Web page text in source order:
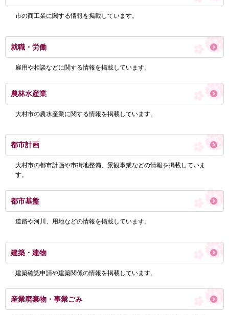
市の商工業に関する情報を掲載しています。
就職・労働
雇用や相談などに関する情報を掲載しています。
農林水産業
大村市の農水産業に関する情報を掲載しています。
都市計画
大村市の都市計画や市街地整備、景観事業などの情報を掲載していま
す。
都市基盤
道路や河川、用地などの情報を掲載しています。
建築・建物
建築確認申請や建築関係の情報を掲載しています。
産業廃棄物・事業ごみ